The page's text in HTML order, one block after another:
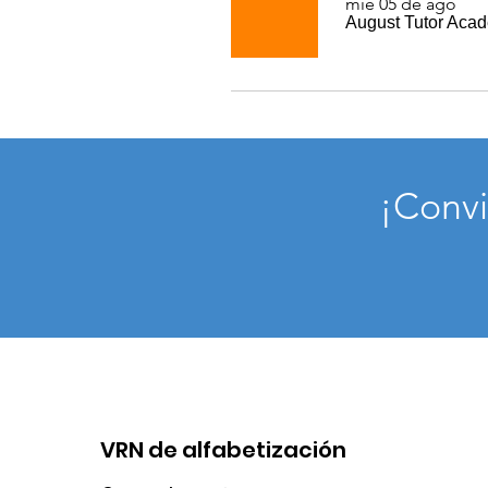
August Tutor
VRN de alfabetización